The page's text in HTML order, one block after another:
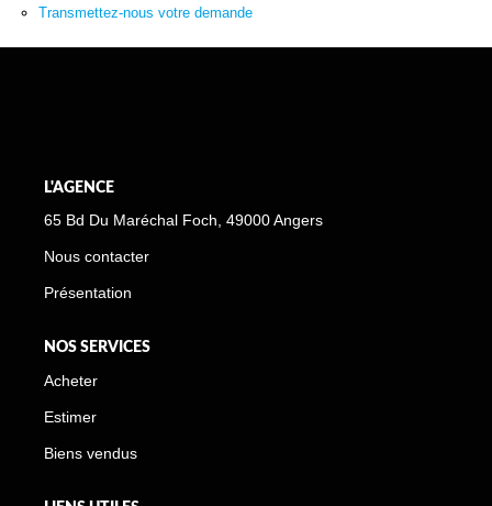
Transmettez-nous votre demande
L'AGENCE
65 Bd Du Maréchal Foch, 49000 Angers
Nous contacter
Présentation
NOS SERVICES
Acheter
Estimer
Biens vendus